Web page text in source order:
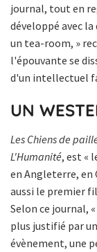
journal, tout en
développé avec
un tea-room, »
l'épouvante se
d'un intellectuel
UN
Les Chiens de
L'Humanité, est «
en Angleterre, en
aussi le premier
Selon ce journal,
plus justifié par
évènement, une